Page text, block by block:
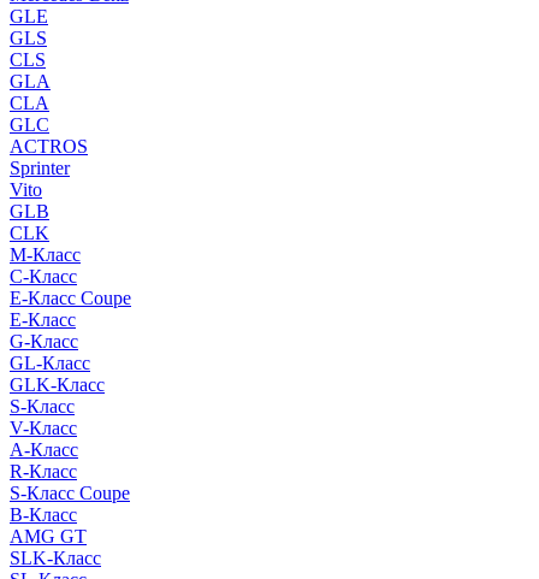
GLE
GLS
CLS
GLA
CLA
GLC
ACTROS
Sprinter
Vito
GLB
CLK
M-Класс
C-Класс
E-Класс Coupe
E-Класс
G-Класс
GL-Класс
GLK-Класс
S-Класс
V-Класс
A-Класс
R-Класс
S-Класс Сoupe
B-Класс
AMG GT
SLK-Класс